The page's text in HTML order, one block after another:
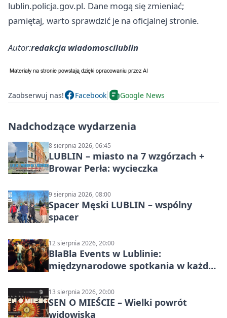
lublin.policja.gov.pl. Dane mogą się zmieniać;
pamiętaj, warto sprawdzić je na oficjalnej stronie.
Autor:redakcja wiadomoscilublin
Zaobserwuj nas! Facebook Google News
Nadchodzące wydarzenia
8 sierpnia 2026, 06:45
LUBLIN – miasto na 7 wzgórzach +
Browar Perła: wycieczka
9 sierpnia 2026, 08:00
Spacer Męski LUBLIN – wspólny
spacer
12 sierpnia 2026, 20:00
BlaBla Events w Lublinie:
międzynarodowe spotkania w każdą
13 sierpnia 2026, 20:00
SEN O MIEŚCIE – Wielki powrót
widowiska